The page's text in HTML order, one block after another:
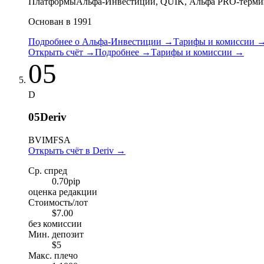
Основан в 1991
Подробнее о Альфа-Инвестиции →Тарифы и комиссии →
Открыть счёт →Подробнее →Тарифы и комиссии →
05
D
05Deriv
BVIMFSA
Открыть счёт в Deriv →
Ср. спред
0.70pip
оценка редакции
Стоимость/лот
$7.00
без комиссии
Мин. депозит
$5
Макс. плечо